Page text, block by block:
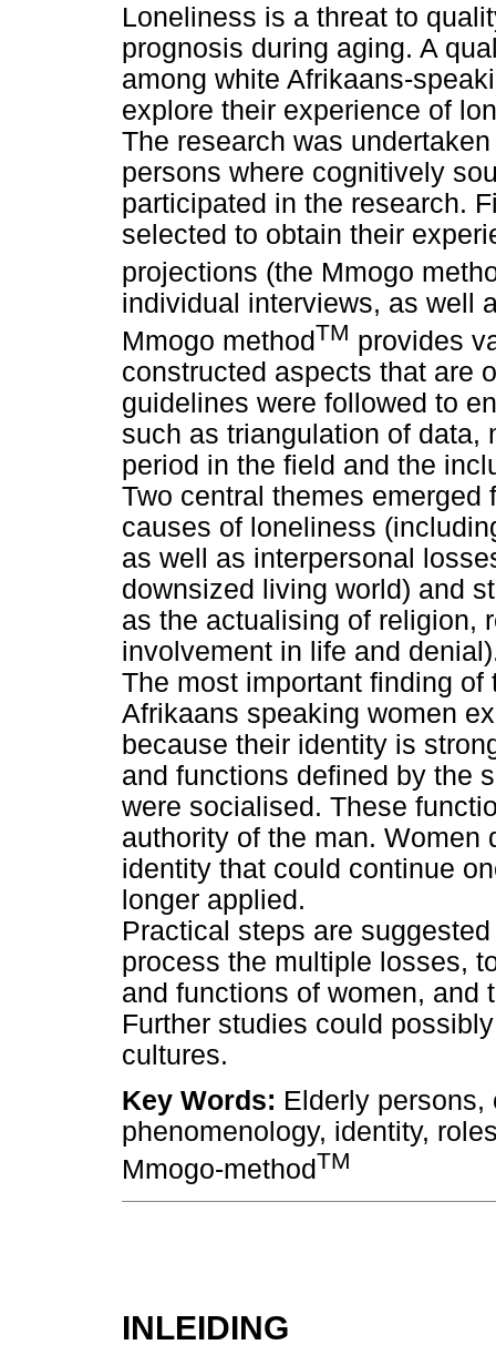
Loneliness is a threat to
prognosis during aging. A
among white Afrikaans-
explore their experience of
The research was
persons where cognitively
participated in the research.
selected to obtain their
projections (the Mmogo
individual interviews, as well
Mmogo methodTM provides
constructed aspects that are
guidelines were followed to
such as triangulation of data,
period in the field and the
Two central themes
causes of loneliness
as well as interpersonal
downsized living world) and
as the actualising of religion,
involvement in life and
The most important finding
Afrikaans speaking women
because their identity is
and functions defined by the
were socialised. These
authority of the man. Women
identity that could continue
longer applied.
Practical steps are
process the multiple losses,
and functions of women, and
Further studies could
cultures.
Key Words: Elderly
phenomenology, identity,
Mmogo-methodTM
INLEIDING